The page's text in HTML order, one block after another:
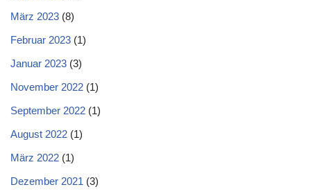
März 2023 (8)
Februar 2023 (1)
Januar 2023 (3)
November 2022 (1)
September 2022 (1)
August 2022 (1)
März 2022 (1)
Dezember 2021 (3)